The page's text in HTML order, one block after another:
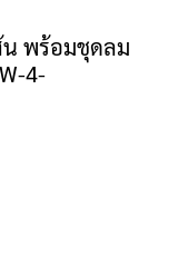
น พร้อมชุดลม
4-